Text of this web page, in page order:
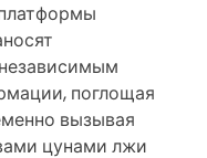
поглощая
вызывая
цунами лжи